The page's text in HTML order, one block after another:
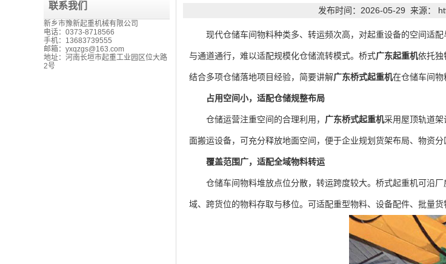
联系我们
新乡市豫新起重机械有限公司
电话：0373-8718566
手机：13683739555
邮箱： yxqzgs@163.com
地址：河南长垣市起重工业园区位大路
2号
发布时间：2026-05-29 来源：
现代仓储车间物料种类多、转运频次高，对起重设备的空间适配
与通道通行，难以适配规模化仓储流转模式。桥式广东起重机依托独
结合多项仓储落地项目经验，简要讲解广东桥式起重机在仓储车间物
占用空间小，适配仓储规整布局
仓储运营注重空间的合理利用， 广东桥式起重机采用屋顶轨道
面搬运设备，可充分释放地面空间，便于企业规划货架布局、物资
覆盖范围广，适配全域物料转运
仓储车间物料堆放点位分散，转运跨度较大。桥式起重机可沿厂
域、跨货位的物料存取与移位。可适配重型物料、设备配件、批量